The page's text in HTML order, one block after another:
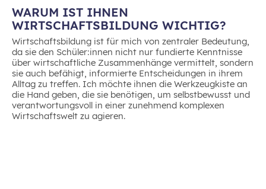
WARUM IST IHNEN
WIRTSCHAFTSBILDUNG WICHTIG?
Wirtschaftsbildung ist für mich von zentraler Bedeutung,
da sie den Schüler:innen nicht nur fundierte Kenntnisse
über wirtschaftliche Zusammenhänge vermittelt, sondern
sie auch befähigt, informierte Entscheidungen in ihrem
Alltag zu treffen. Ich möchte ihnen die Werkzeugkiste an
die Hand geben, die sie benötigen, um selbstbewusst und
verantwortungsvoll in einer zunehmend komplexen
Wirtschaftswelt zu agieren.